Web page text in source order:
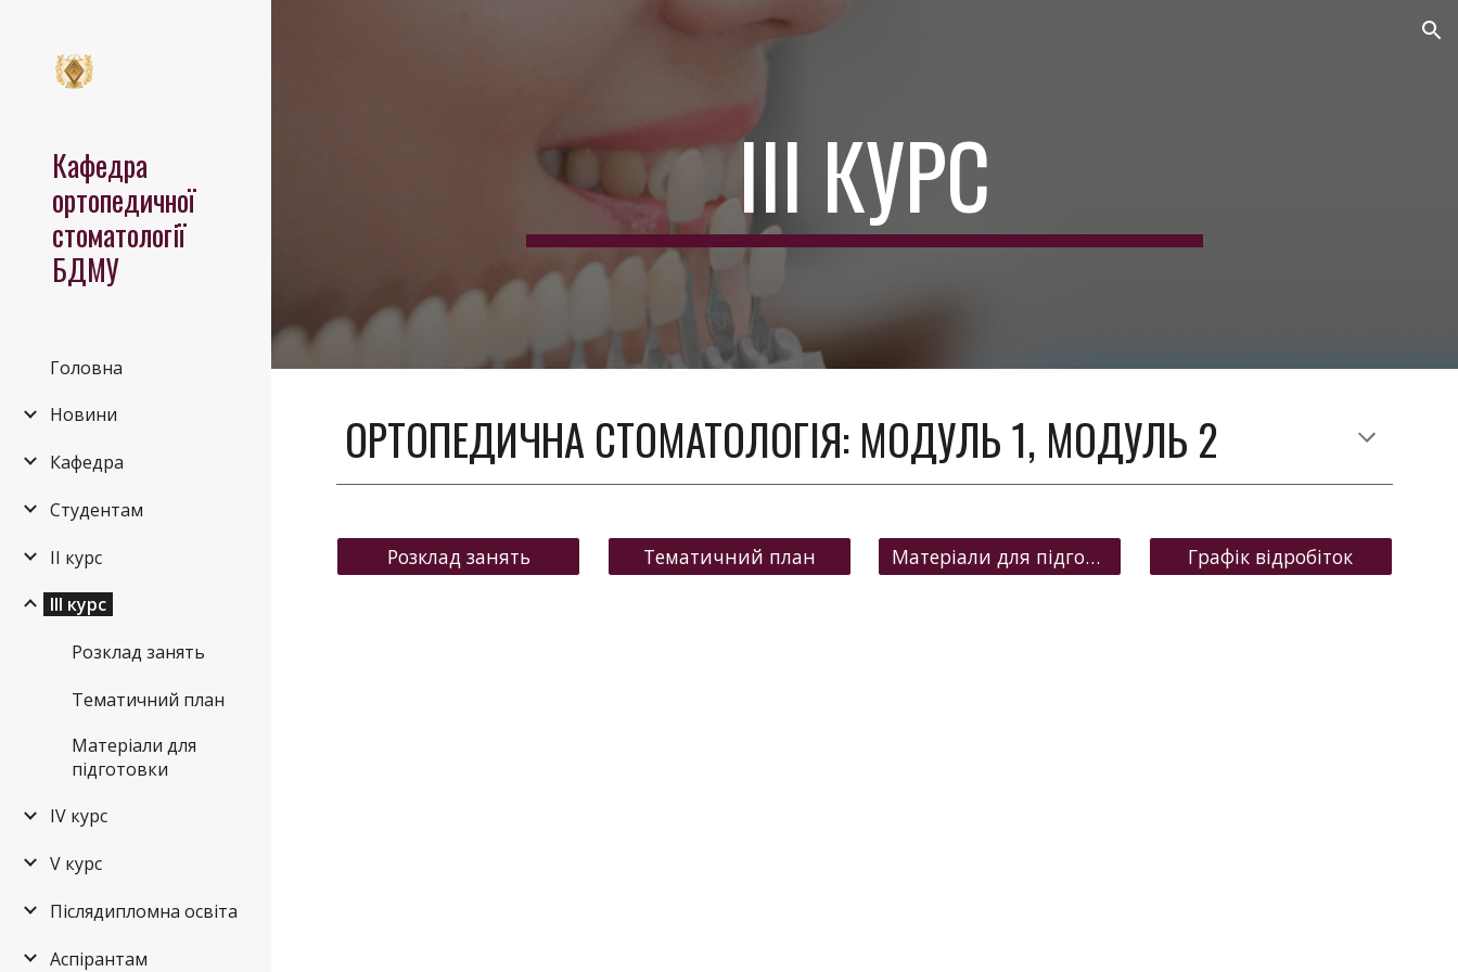
Кафедра
ортопедичної
стоматології
БДМУ
Головна
Новини
Кафедра
Студентам
ІІ курс
ІІІ курс
Розклад занять
Тематичний план
Матеріали для
підготовки
ІV курс
V курс
Післядипломна освіта
Аспірантам
ІІІ КУРС
ОРТОПЕДИЧНА СТОМАТОЛОГІЯ: МОДУЛЬ 1, МОДУЛЬ 2
Розклад занять Тематичний план Матеріали для підготовки Графік відробіток